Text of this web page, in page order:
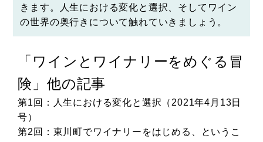
きます。人生における変化と選択、そしてワイン
の世界の奥行きについて触れていきましょう。
「ワインとワイナリーをめぐる冒
険」他の記事
第11回：ワイナリー法人を設立するか否か、それ
がイシューだ（2022年3月8日号）
第12回：ワインづくりの学び方